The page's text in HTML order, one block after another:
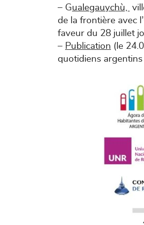
– Gualegauychù,
de la frontière avec
faveur du 28 juillet
– Publication (le
quotidiens